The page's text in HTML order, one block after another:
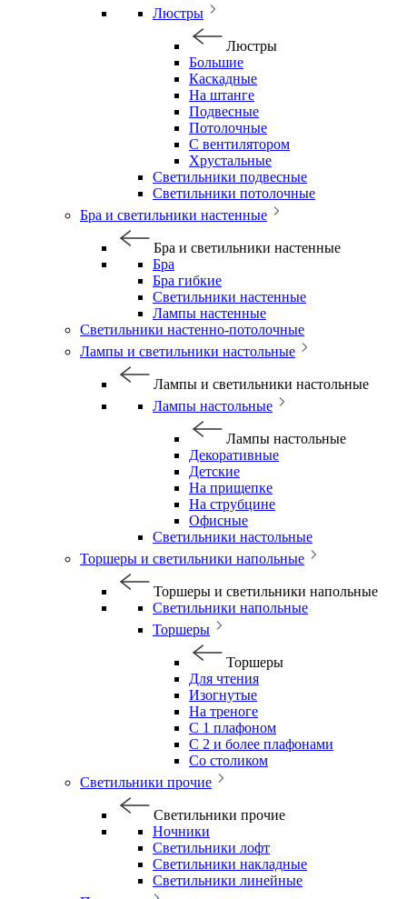
Люстры
Люстры
Большие
Каскадные
На штанге
Подвесные
Потолочные
С вентилятором
Хрустальные
Светильники подвесные
Светильники потолочные
Бра и светильники настенные
Бра и светильники настенные
Бра
Бра гибкие
Светильники настенные
Лампы настенные
Светильники настенно-потолочные
Лампы и светильники настольные
Лампы и светильники настольные
Лампы настольные
Лампы настольные
Декоративные
Детские
На прищепке
На струбцине
Офисные
Светильники настольные
Торшеры и светильники напольные
Торшеры и светильники напольные
Светильники напольные
Торшеры
Торшеры
Для чтения
Изогнутые
На треноге
С 1 плафоном
С 2 и более плафонами
Со столиком
Светильники прочие
Светильники прочие
Ночники
Светильники лофт
Светильники накладные
Светильники линейные